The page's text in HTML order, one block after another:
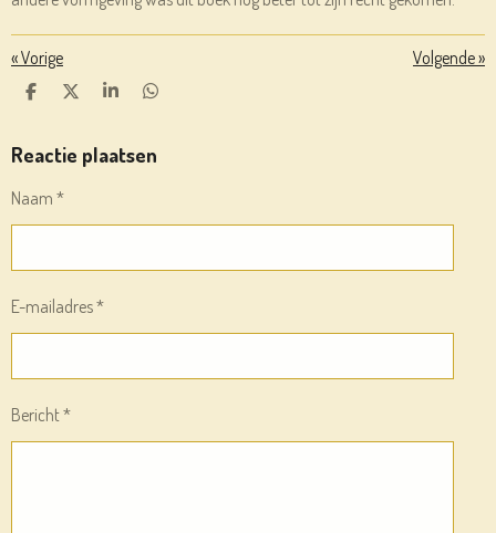
«Vorige Volgende»
D
E
N
D
L
S
R
E
D
E
N
Reactie plaatsen
Naam *
E-mailadres *
Bericht *